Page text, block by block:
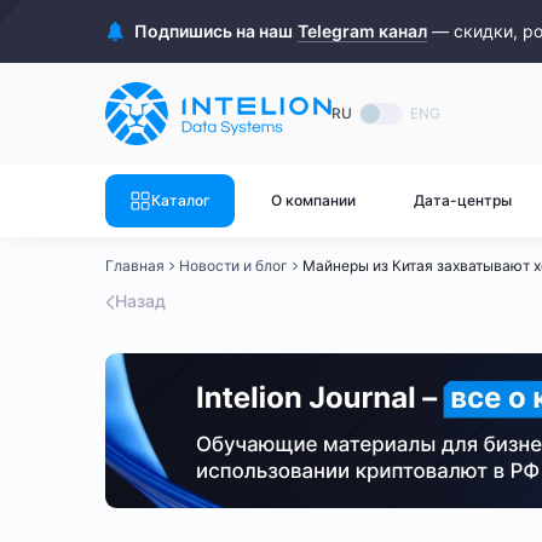
Подпишись на наш Telegram канал — скидки,
RU ENG
Каталог О компании Дата-центры
ASIC майнеры
Bitmain
Innosilicon
Iceriver
Смотреть весь каталог
Готовый
Готовый
Готовый
Готовый
Готовый
Главная Новости и блог Майнеры из Китая захватывают
Назад